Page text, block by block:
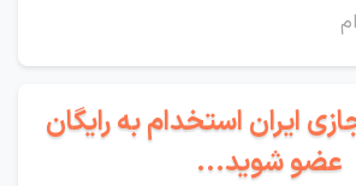
ایران استخدام به رایگان
عضو شوید...